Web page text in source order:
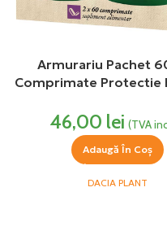
Armurariu Pachet
Comprimate Protectie
46,00 lei (TVA
Adaugă În Coș
DACIA PLANT